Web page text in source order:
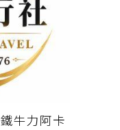
牛力阿卡